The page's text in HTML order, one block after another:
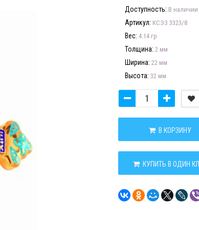
Доступность: В наличии
Артикул: КСЭЗ 3323/8
Вес: 4.14 гр
Толщина: 2 мм
Ширина: 22 мм
Высота: 32 мм
В КОРЗИНУ
КУПИТЬ В ОДИН